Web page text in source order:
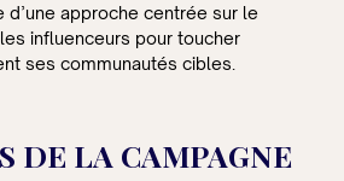
d’une approche centrée sur le
influenceurs pour toucher
ses communautés cibles.
DE LA CAMPAGNE